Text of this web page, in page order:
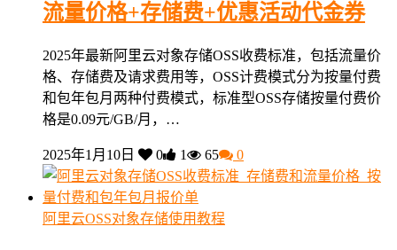
流量价格+存储费+优惠活动代金券
2025年最新阿里云对象存储OSS收费标准，包括流量价
格、存储费及请求费用等，OSS计费模式分为按量付费
和包年包月两种付费模式，标准型OSS存储按量付费价
格是0.09元/GB/月，…
2025年1月10日 0 1 65 0
阿里云OSS对象存储使用教程